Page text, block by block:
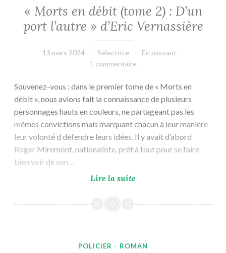
Vernassière
« Morts en débit (tome 2) : D’un
port l’autre » d’Eric Vernassière
13 mars 2024 Sélectrice
En passant
1 commentaire
Souvenez-vous : dans le premier tome de « Morts en
débit », nous avions fait la connaissance de plusieurs
personnages hauts en couleurs, ne partageant pas les
mêmes convictions mais marquant chacun à leur manière
leur volonté d défendre leurs idées. Il y avait d’abord
Roger Miremont, nationaliste, prêt à tout pour se faire
bien voir de son…
Lire la suite
en
POLICIER · ROMAN